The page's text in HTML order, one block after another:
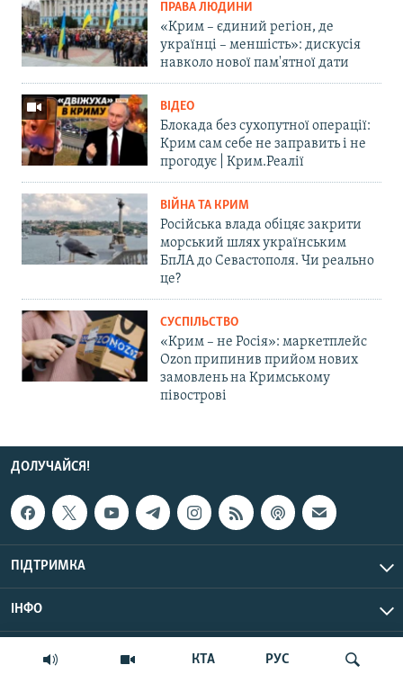
КТА РУС
ПРАВА ЛЮДИНИ
«Крим – єдиний регіон, де
українці – меншість»: дискусія
навколо нової пам'ятної дати
ВІДЕО
Блокада без сухопутної операції:
Крим сам себе не заправить і не
прогодує | Крим.Реалії
ВІЙНА ТА КРИМ
Російська влада обіцяє закрити
морський шлях українським
БпЛА до Севастополя. Чи реально
це?
СУСПІЛЬСТВО
«Крим – не Росія»: маркетплейс
Ozon припинив прийом нових
замовлень на Кримському
півострові
ДОЛУЧАЙСЯ!
ПІДТРИМКА
ІНФО
© Крим.Реалії, 2026 | Усі права застережено.